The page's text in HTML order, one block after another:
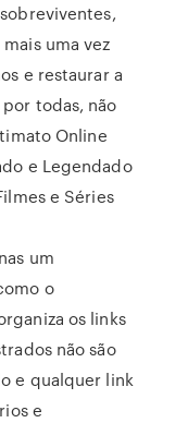
uma vez
e restaurar a
todas, não
Online
e Legendado
e Séries
um
o
os links
não são
e qualquer link
e